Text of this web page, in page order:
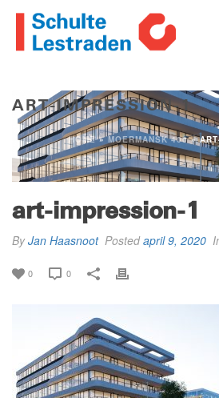
ART-IMPRESSION-1
HOME»MOERMANSK 400»
art-impression-1
ByJan Haasnoot Postedapril 9, 2020
0 0